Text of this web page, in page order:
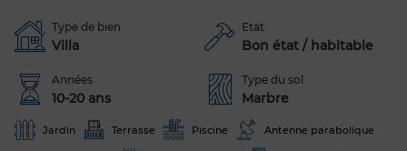
Type de bien
Villa
Etat
Bon état / habitable
Années
10-20 ans
Type du sol
Marbre
Jardin Terrasse Piscine Antenne parabolique